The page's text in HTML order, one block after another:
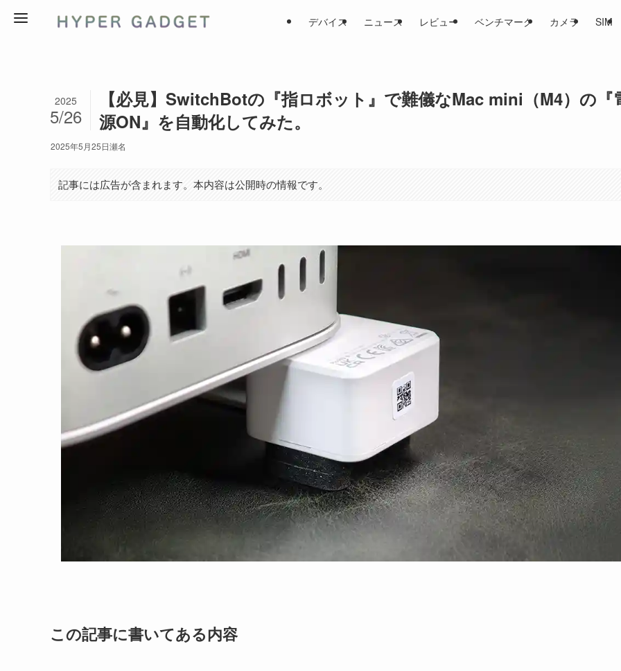
デバイス ニュース レビュー ベンチマーク カメラ SIM
【必見】SwitchBotの『指ロボット』で難儀なMac mini（M4）の『
源ON』を自動化してみた。
2025
5/26
2025年5月25日瀬名
記事には広告が含まれます。本内容は公開時の情報です。
この記事に書いてある内容